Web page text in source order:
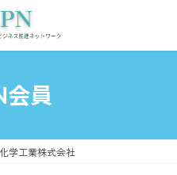
会員
学工業株式会社